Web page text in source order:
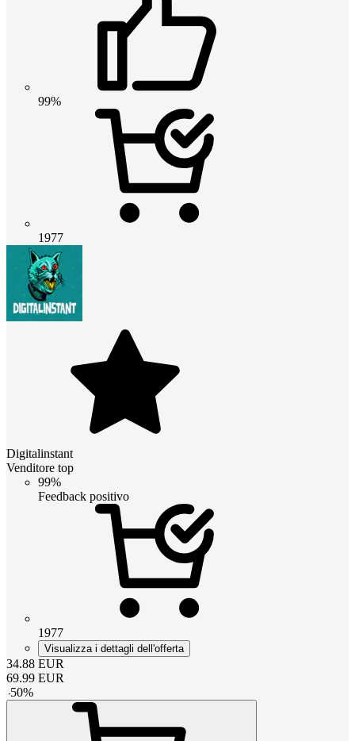
99%
1977
Digitalinstant
Venditore top
99%
Feedback positivo
1977
Visualizza i dettagli dell'offerta
34.88 EUR
69.99 EUR
-50%